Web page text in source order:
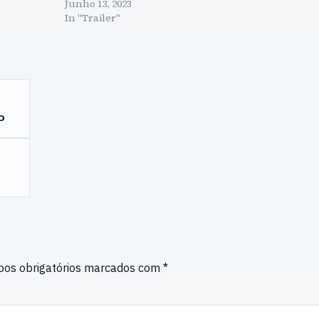
Junho 13, 2023
In "Trailer"
obrigatórios marcados com *